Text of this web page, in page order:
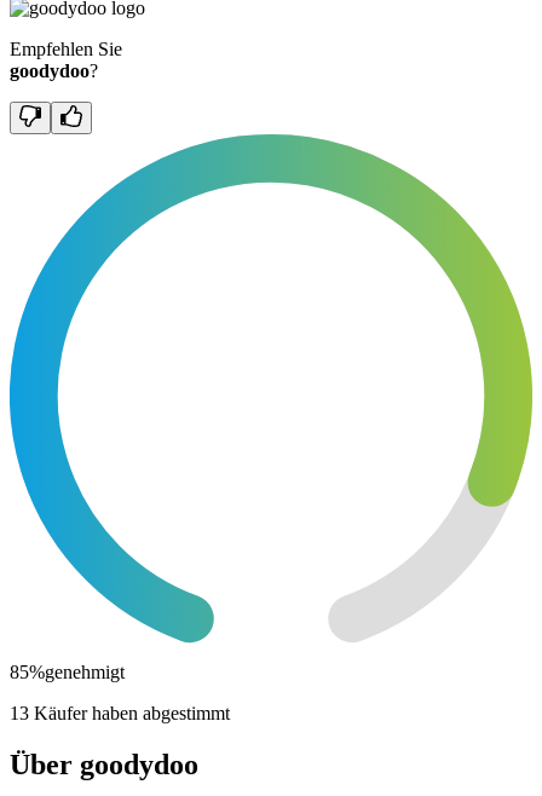
Empfehlen Sie
goodydoo?
85%genehmigt
13 Käufer haben abgestimmt
Über goodydoo